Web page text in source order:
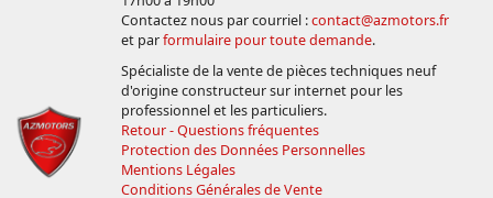
Contactez nous par courriel :contact@azmotors.fr
et parformulaire pour toute demande.
Spécialiste de la vente de pièces techniques neuf
d'origine constructeur sur internet pour les
professionnel et les particuliers.
Retour - Questions fréquentes
Protection des Données Personnelles
Mentions Légales
Conditions Générales de Vente